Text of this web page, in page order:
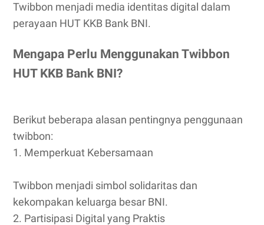
Twibbon menjadi media identitas digital dalam
perayaan HUT KKB Bank BNI.
Mengapa Perlu Menggunakan Twibbon
HUT KKB Bank BNI?
Berikut beberapa alasan pentingnya penggunaan
twibbon:
1. Memperkuat Kebersamaan
Twibbon menjadi simbol solidaritas dan
kekompakan keluarga besar BNI.
2. Partisipasi Digital yang Praktis